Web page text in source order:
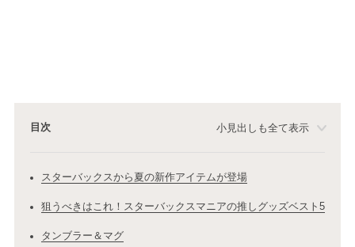
目次 小見出しも全て表示
スターバックスから夏の新作アイテムが登場
狙うべきはこれ！スターバックスマニアの推しグッズベスト5
タンブラー＆マグ